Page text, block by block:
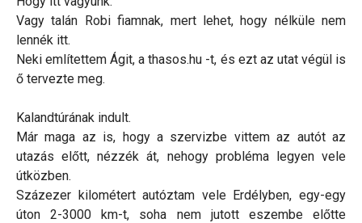
Vagy talán Robi fiamnak, mert lehet, hogy nélküle nem
lennék itt.
Neki említettem Ágit, a thasos.hu -t, és ezt az utat végül is
ő tervezte meg.
Kalandtúrának indult.
Már maga az is, hogy a szervizbe vittem az autót az
utazás előtt, nézzék át, nehogy probléma legyen vele
útközben.
Százezer kilométert autóztam vele Erdélyben, egy-egy
úton 2-3000 km-t, soha nem jutott eszembe előtte